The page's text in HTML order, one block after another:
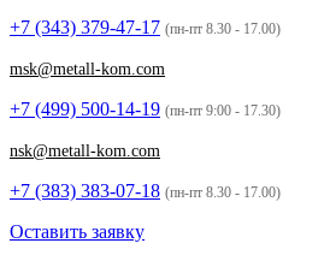
+7 (343) 379-47-17 (пн-пт 8.30 - 17.00)
msk@metall-kom.com
+7 (499) 500-14-19 (пн-пт 9:00 - 17.30)
nsk@metall-kom.com
+7 (383) 383-07-18 (пн-пт 8.30 - 17.00)
Оставить заявку